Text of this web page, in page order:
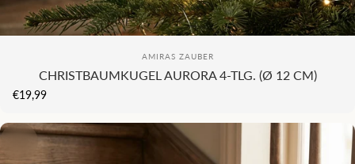
COMING SOON...
Anbieter:
AMIRAS ZAUBER
CHRISTBAUMKUGEL AURORA 4-TLG. (Ø 12 CM)
€19,99